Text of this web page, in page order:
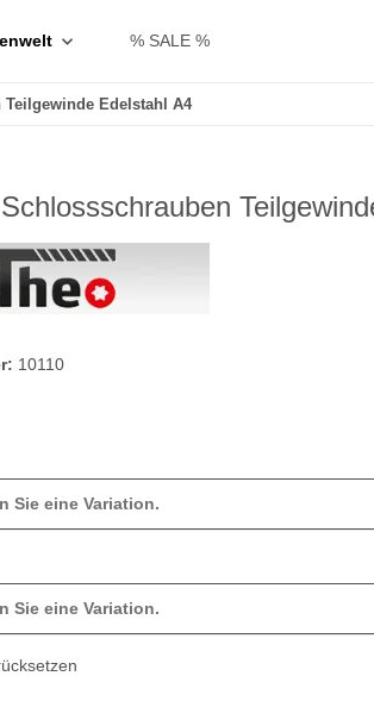
% SALE %
Teilgewinde Edelstahl A4
10110
Sie eine Variation.
Sie eine Variation.